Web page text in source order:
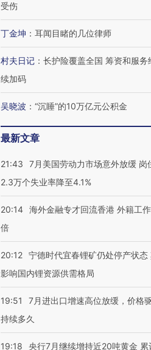
受伤
丁金坤 ： 耳闻目睹的几位律师
村夫日记 ： 长护险覆盖全国 筹资和服务
续加码
吴晓波 ： “沉睡”的10万亿元公积金
最新文章
21:43
7月美国劳动力市场意外放缓 岗
2.3万个失业率降至4.1%
20:14 海外金融专才回流香港 外籍工
倍
20:12 宁德时代宜春锂矿仍处停产状态
影响国内锂资源供需格局
19:51
7月进出口增速高位放缓，价格
持续多久
19:18
央行7月继续增持近20吨黄金 累